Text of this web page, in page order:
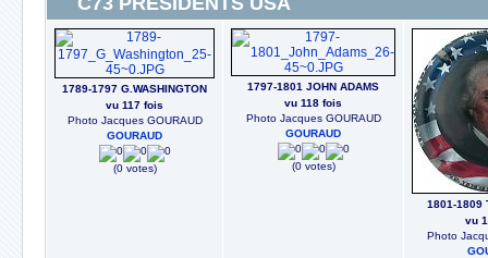
1789-1797 G.WASHINGTON
vu 117 fois
Photo Jacques GOURAUD
GOURAUD
(0 votes)
1797-1801 JOHN ADAMS
vu 118 fois
Photo Jacques GOURAUD
GOURAUD
(0 votes)
1801-1809
vu
Photo